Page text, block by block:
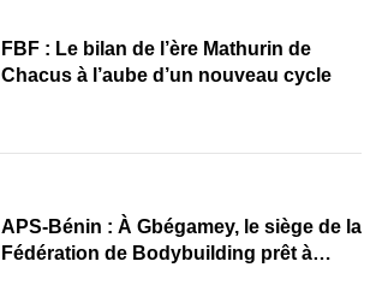
FBF : Le bilan de l’ère Mathurin de
Chacus à l’aube d’un nouveau cycle
APS-Bénin : À Gbégamey, le siège de la
Fédération de Bodybuilding prêt à